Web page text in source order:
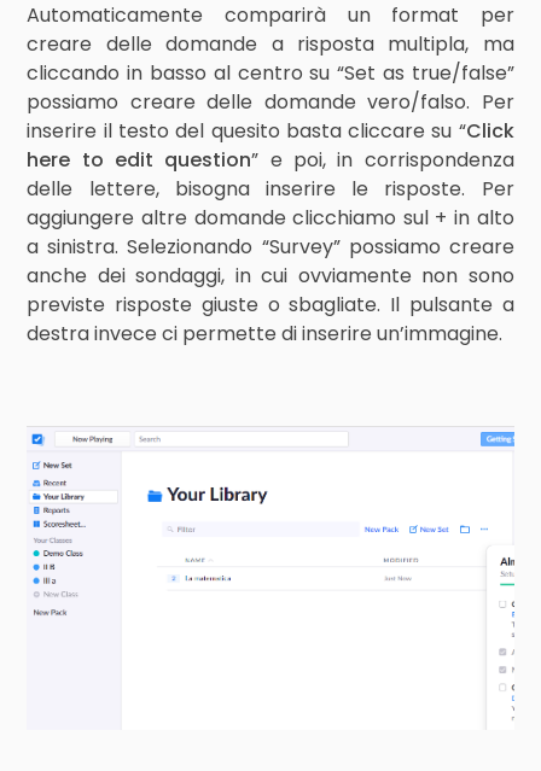
Automaticamente comparirà un format per
creare delle domande a risposta multipla, ma
cliccando in basso al centro su “Set as true/false”
possiamo creare delle domande vero/falso. Per
inserire il testo del quesito basta cliccare su “Click
here to edit question” e poi, in corrispondenza
delle lettere, bisogna inserire le risposte. Per
aggiungere altre domande clicchiamo sul + in alto
a sinistra. Selezionando “Survey” possiamo creare
anche dei sondaggi, in cui ovviamente non sono
previste risposte giuste o sbagliate. Il pulsante a
destra invece ci permette di inserire un’immagine.